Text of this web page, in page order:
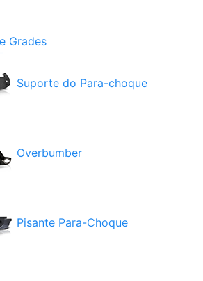
Grades
Suporte do Para-choque
Overbumber
Pisante Para-Choque